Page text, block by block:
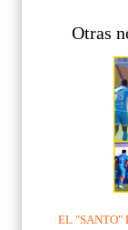
Otras
EL "SANTO"